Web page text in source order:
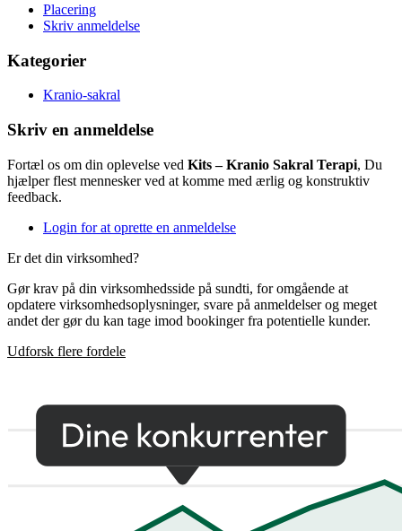
Placering
Skriv anmeldelse
Kategorier
Kranio-sakral
Skriv en anmeldelse
Fortæl os om din oplevelse ved Kits – Kranio Sakral Terapi, Du
hjælper flest mennesker ved at komme med ærlig og konstruktiv
feedback.
Login for at oprette en anmeldelse
Er det din virksomhed?
Gør krav på din virksomhedsside på sundti, for omgående at
opdatere virksomhedsoplysninger, svare på anmeldelser og meget
andet der gør du kan tage imod bookinger fra potentielle kunder.
Udforsk flere fordele